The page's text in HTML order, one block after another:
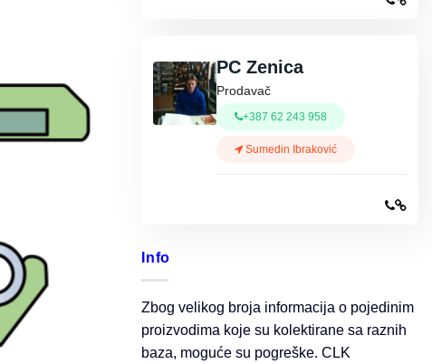
PC Zenica
Prodavač
+387 62 243 958
Sumedin Ibraković
Info
Zbog velikog broja informacija o pojedinim
proizvodima koje su kolektirane sa raznih
baza, moguće su pogreške. CLK